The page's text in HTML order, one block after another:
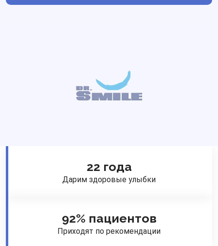
22 года
Дарим здоровые улыбки
92% пациентов
Приходят по рекомендации